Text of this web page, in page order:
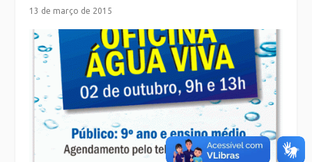
13 de março de 2015